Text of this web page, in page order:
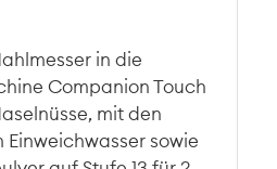
in die
Companion Touch
mit den
Einweichwasser sowie